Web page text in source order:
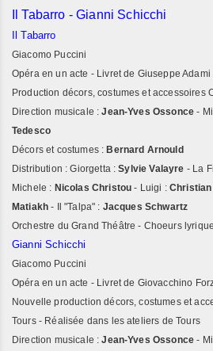
Il Tabarro - Gianni Schicchi
Il Tabarro
Giacomo Puccini
Opéra en un acte - Livret de Giuseppe
Production décors, costumes et accessoires
Direction musicale :Jean-Yves Ossonce -
Tedesco
Décors et costumes : Bernard Arnould
Distribution : Giorgetta :Sylvie Valayre - La
Michele : Nicolas Christou- Luigi :
Matiakh - Il "Talpa" : Jacques Schwartz
Orchestre du Grand Théâtre - Choeurs
Gianni Schicchi
Giacomo Puccini
Opéra en un acte - Livret de Giovacchino
Nouvelle production décors, costumes et
Tours - Réalisée dans les ateliers de Tours
Direction musicale :Jean-Yves Ossonce -